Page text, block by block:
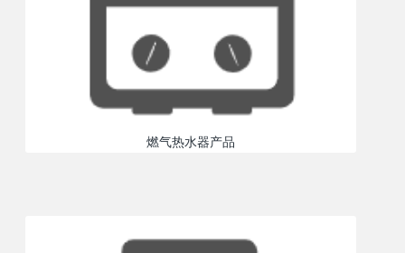
燃气热水器产品